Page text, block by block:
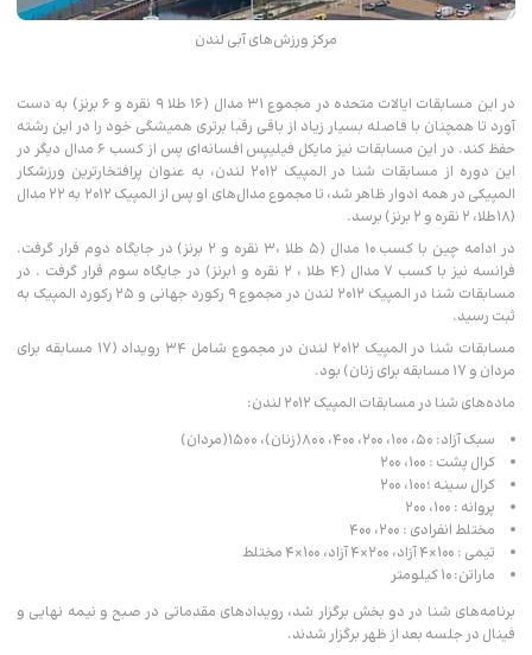
مرکز ورزش‌های آبی لندن
در این مسابقات ایالات متحده در مجموع ۳۱ مدال (۱۶ طلا ۹ نقره و ۶ برنز) به دست
آورد تا همچنان با فاصله بسیار زیاد از باقی رقبا برتری همیشگی خود را در این رشته
حفظ کند. در این مسابقات نیز مایکل فیلیپس افسانه‌ای پس از کسب ۶ مدال دیگر در
این دوره از مسابقات شنا در المپیک ۲۰۱۲ لندن، به عنوان پرافتخارترین ورزشکار
المپیکی در همه ادوار ظاهر شد، تا مجموع مدال‌های او پس از المپیک ۲۰۱۲ به ۲۲ مدال
(۱۸طلا، ۲ نقره و ۲ برنز) برسد.
در ادامه چین با کسب ۱۰ مدال (۵ طلا ،۳ نقره و ۲ برنز) در جایگاه دوم قرار گرفت.
فرانسه نیز با کسب ۷ مدال (۴ طلا ، ۲ نقره و ۱برنز) در جایگاه سوم قرار گرفت . در
مسابقات شنا در المپیک ۲۰۱۲ لندن در مجموع ۹ رکورد جهانی و ۲۵ رکورد المپیک به
ثبت رسید.
مسابقات شنا در المپیک ۲۰۱۲ لندن در مجموع شامل ۳۴ رویداد (۱۷ مسابقه برای
مردان و ۱۷ مسابقه برای زنان) بود.
ماده‌های شنا در مسابقات المپیک ۲۰۱۲ لندن:
سبک آزاد: ۵۰، ۱۰۰، ۲۰۰، ۴۰۰، ۸۰۰(زنان)، ۱۵۰۰(مردان)
کرال پشت : ۱۰۰، ۲۰۰
کرال سینه ؛۱۰۰، ۲۰۰
پروانه : ۱۰۰، ۲۰۰
مختلط انفرادی : ۲۰۰، ۴۰۰
تیمی : ۱۰۰×۴ آزاد، ۲۰۰×۴ آزاد، ۱۰۰×۴ مختلط
ماراتن: ۱۰ کیلومتر
برنامه‌های شنا در دو بخش برگزار شد، رویدادهای مقدماتی در صبح و نیمه نهایی و
فینال در جلسه بعد از ظهر برگزار شدند.